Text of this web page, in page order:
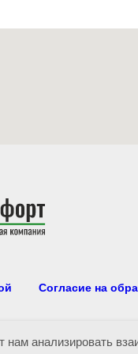
Согласие на
© Все права
анализировать